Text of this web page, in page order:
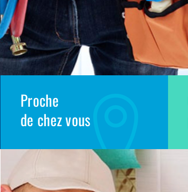
Proche
de chez vous